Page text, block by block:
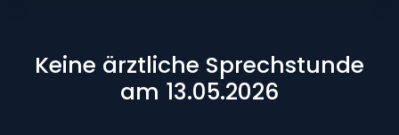
Keine ärztliche Sprechstunde
am 13.05.2026